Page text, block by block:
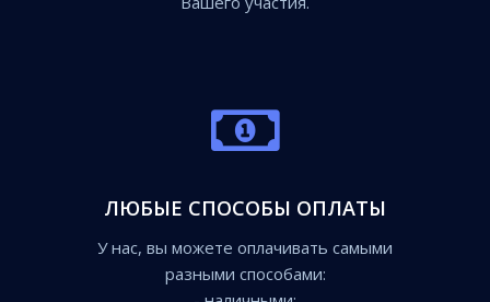
ЛЮБЫЕ СПОСОБЫ ОПЛАТЫ
У нас, вы можете оплачивать самыми
разными способами: